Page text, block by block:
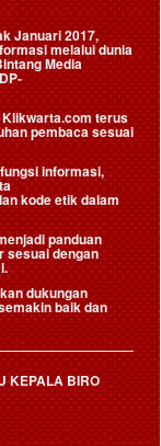
Januari 2017,
melalui dunia
Media
terus
pembaca sesuai
informasi,
kode etik dalam
panduan
sesuai dengan
dukungan
baik dan
KEPALA BIRO